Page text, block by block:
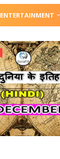
ENTERTAINMENT